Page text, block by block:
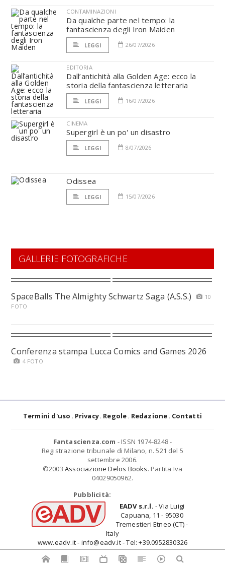
CONTAMINAZIONI
Da qualche parte nel tempo: la
fantascienza degli Iron Maiden
LEGGI 26/07/2026
EDITORIA
Dall’antichità alla Golden Age: ecco la
storia della fantascienza letteraria
LEGGI 16/07/2026
CINEMA
Supergirl è un po' un disastro
LEGGI 8/07/2026
Odissea
LEGGI 15/07/2026
GALLERIE FOTOGRAFICHE
SpaceBalls The Almighty Schwartz Saga (A.S.S.)
10
FOTO
Conferenza stampa Lucca Comics and Games 2026
4 FOTO
Termini d'uso Privacy Regole Redazione Contatti
Fantascienza.com - ISSN 1974-8248 -
Registrazione tribunale di Milano, n. 521 del 5
settembre 2006.
©2003 Associazione Delos Books. Partita Iva
04029050962.
Pubblicità:
EADV s.r.l. - Via Luigi
Capuana, 11 - 95030
Tremestieri Etneo (CT) -
Italy
www.eadv.it - info@eadv.it - Tel: +39.0952830326